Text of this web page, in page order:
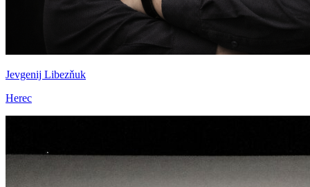
Jevgenij Libezňuk
Herec